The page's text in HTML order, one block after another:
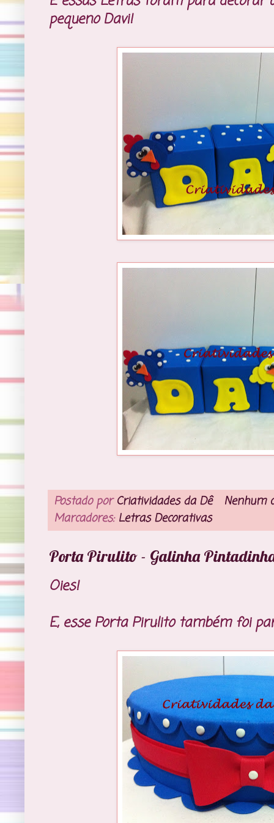
pequeno Davi!
Postado porCriatividades da Dê
Nenhum
Marcadores: Letras Decorativas
Porta Pirulito - Galinha
Oies!
E, esse Porta Pirulito também foi